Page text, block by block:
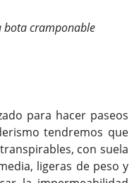
bota cramponable
para hacer paseos
tendremos que
con suela
ligeras de peso y